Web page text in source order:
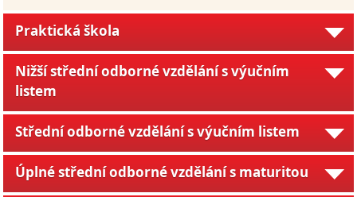
Praktická škola
Nižší střední odborné vzdělání s výučním
listem
Střední odborné vzdělání s výučním listem
Úplné střední odborné vzdělání s maturitou